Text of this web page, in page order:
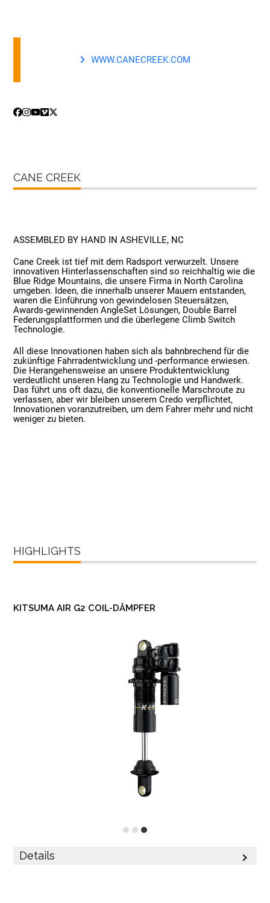
WWW.CANECREEK.COM
Facebook
Instagram
YouTube
Vimeo
Twitter
CANE CREEK
ASSEMBLED BY HAND IN ASHEVILLE, NC
Cane Creek ist tief mit dem Radsport verwurzelt. Unsere
innovativen Hinterlassenschaften sind so reichhaltig wie die
Blue Ridge Mountains, die unsere Firma in North Carolina
umgeben. Ideen, die innerhalb unserer Mauern entstanden,
waren die Einführung von gewindelosen Steuersätzen,
Awards-gewinnenden AngleSet Lösungen, Double Barrel
Federungsplattformen und die überlegene Climb Switch
Technologie.
All diese Innovationen haben sich als bahnbrechend für die
zukünftige Fahrradentwicklung und -performance erwiesen.
Die Herangehensweise an unsere Produktentwicklung
verdeutlicht unseren Hang zu Technologie und Handwerk.
Das führt uns oft dazu, die konventionelle Marschroute zu
verlassen, aber wir bleiben unserem Credo verpflichtet,
Innovationen voranzutreiben, um dem Fahrer mehr und nicht
weniger zu bieten.
HIGHLIGHTS
KITSUMA AIR G2 COIL-DÄMPFER
Details